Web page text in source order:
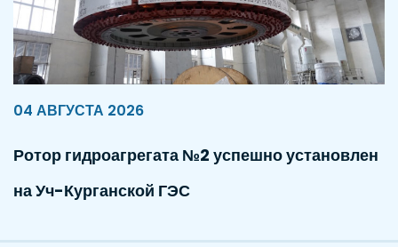
04 АВГУСТА 2026
Ротор гидроагрегата №2 успешно установлен
на Уч-Курганской ГЭС